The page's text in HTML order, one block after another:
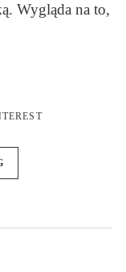
Wygląda na to,